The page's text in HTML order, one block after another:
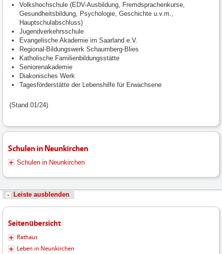
Volkshochschule (EDV-Ausbildung, Fremdsprachenkurse,
Gesundheitsbildung, Psychologie, Geschichte u.v.m.,
Hauptschulabschluss)
Jugendverkehrsschule
Evangelische Akademie im Saarland e.V.
Regional-Bildungswerk Schaumberg-Blies
Katholische Familienbildungsstätte
Seniorenakademie
Diakonisches Werk
Tagesförderstätte der Lebenshilfe für Erwachsene
(Stand 01/24)
Schulen in Neunkirchen
Schulen in Neunkirchen
Leiste ausblenden
Seitenübersicht
Rathaus
Leben in Neunkirchen